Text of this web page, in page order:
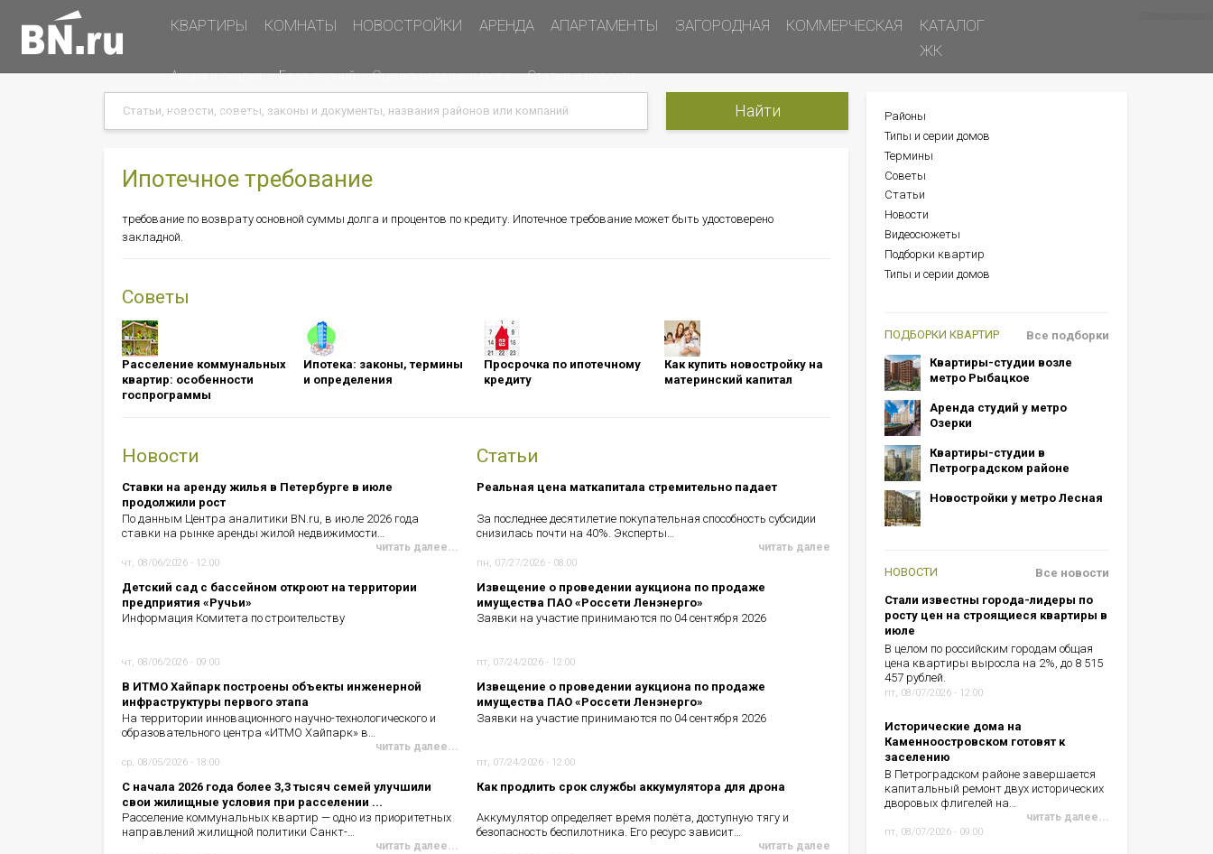
Основная
КВАРТИРЫ КОМНАТЫ НОВОСТРОЙКИ АРЕНДА АПАРТАМЕНТЫ ЗАГОРОДНАЯ КОММЕРЧЕСКАЯ
КАТАЛОГ
ЖК
Дополнительная
навигация
Акции и скидки База знаний Оценка недвижимости Статьи и новости
Меню
в
Подать объявление
Search
Search
Ипотечное требование
требование по возврату основной суммы долга и процентов по кредиту. Ипотечное требование может быть удостоверено
закладной.
Советы
Расселение коммунальных
квартир: особенности
госпрограммы
Ипотека: ​​​​​​​законы, термины
и определения
Просрочка по ипотечному
кредиту
Как купить новостройку на
материнский капитал
Новости
Ставки на аренду жилья в Петербурге в июле
продолжили рост
По данным Центра аналитики BN.ru, в июле 2026 года
ставки на рынке аренды жилой недвижимости…
читать далее...
чт, 08/06/2026 - 12:00
Детский сад с бассейном откроют на территории
предприятия «Ручьи»
Информация Комитета по строительству
чт, 08/06/2026 - 09:00
В ИТМО Хайпарк построены объекты инженерной
инфраструктуры первого этапа
На территории инновационного научно-технологического и
образовательного центра «ИТМО Хайпарк» в…
читать далее...
ср, 08/05/2026 - 18:00
С начала 2026 года более 3,3 тысяч семей улучшили
свои жилищные условия при расселении ...
Расселение коммунальных квартир — одно из приоритетных
направлений жилищной политики Санкт-…
читать далее...
Статьи
Реальная цена маткапитала стремительно падает
За последнее десятилетие покупательная способность субсидии
снизилась почти на 40%. Эксперты…
читать далее
пн, 07/27/2026 - 08:00
Извещение о проведении аукциона по продаже
имущества ПАО «Россети Ленэнерго»
Заявки на участие принимаются по 04 сентября 2026
пт, 07/24/2026 - 12:00
Извещение о проведении аукциона по продаже
имущества ПАО «Россети Ленэнерго»
Заявки на участие принимаются по 04 сентября 2026
пт, 07/24/2026 - 12:00
Как продлить срок службы аккумулятора для дрона
Аккумулятор определяет время полёта, доступную тягу и
безопасность беспилотника. Его ресурс зависит…
читать далее
БОКОВОЕ
МЕНЮ
Районы
Типы и серии домов
Термины
Советы
Статьи
Новости
Видеосюжеты
Подборки квартир
Типы и серии домов
ПОДБОРКИ КВАРТИР
Квартиры-студии возле
метро Рыбацкое
Аренда студий у метро
Озерки
Квартиры-студии в
Петроградском районе
Новостройки у метро Лесная
Все подборки
НОВОСТИ
Стали известны города-лидеры по
росту цен на строящиеся квартиры в
июле
В целом по российским городам общая
цена квартиры выросла на 2%, до 8 515
457 рублей.
пт, 08/07/2026 - 12:00
Исторические дома на
Каменноостровском готовят к
заселению
В Петроградском районе завершается
капитальный ремонт двух исторических
дворовых флигелей на…
читать далее...
пт, 08/07/2026 - 09:00
Все новости